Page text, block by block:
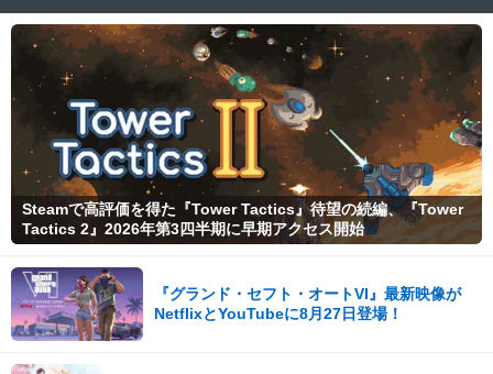
Steamで高評価を得た『Tower Tactics』待望の続編、『Tower
Tactics 2』2026年第3四半期に早期アクセス開始
『グランド・セフト・オートVI』最新映像が
NetflixとYouTubeに8月27日登場！